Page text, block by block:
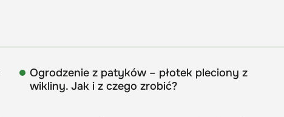
Ogrodzenie z patyków – płotek pleciony z
wikliny. Jak i z czego zrobić?